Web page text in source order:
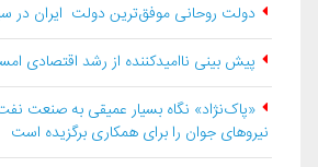
دولت روحانی موفق‌ترین دولت ایران در
پیش بینی ناامیدکننده از رشد اقتصادی
«پاک‌نژاد» نگاه بسیار عمیقی به صنعت
نیروهای جوان را برای همکاری برگزیده است